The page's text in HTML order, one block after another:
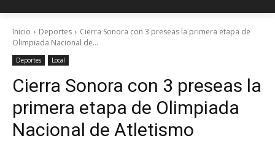
Inicio Deportes
Cierra Sonora con 3 preseas la primera etapa de
Olimpiada Nacional de...
Deportes Local
Cierra Sonora con 3 preseas la
primera etapa de Olimpiada
Nacional de Atletismo